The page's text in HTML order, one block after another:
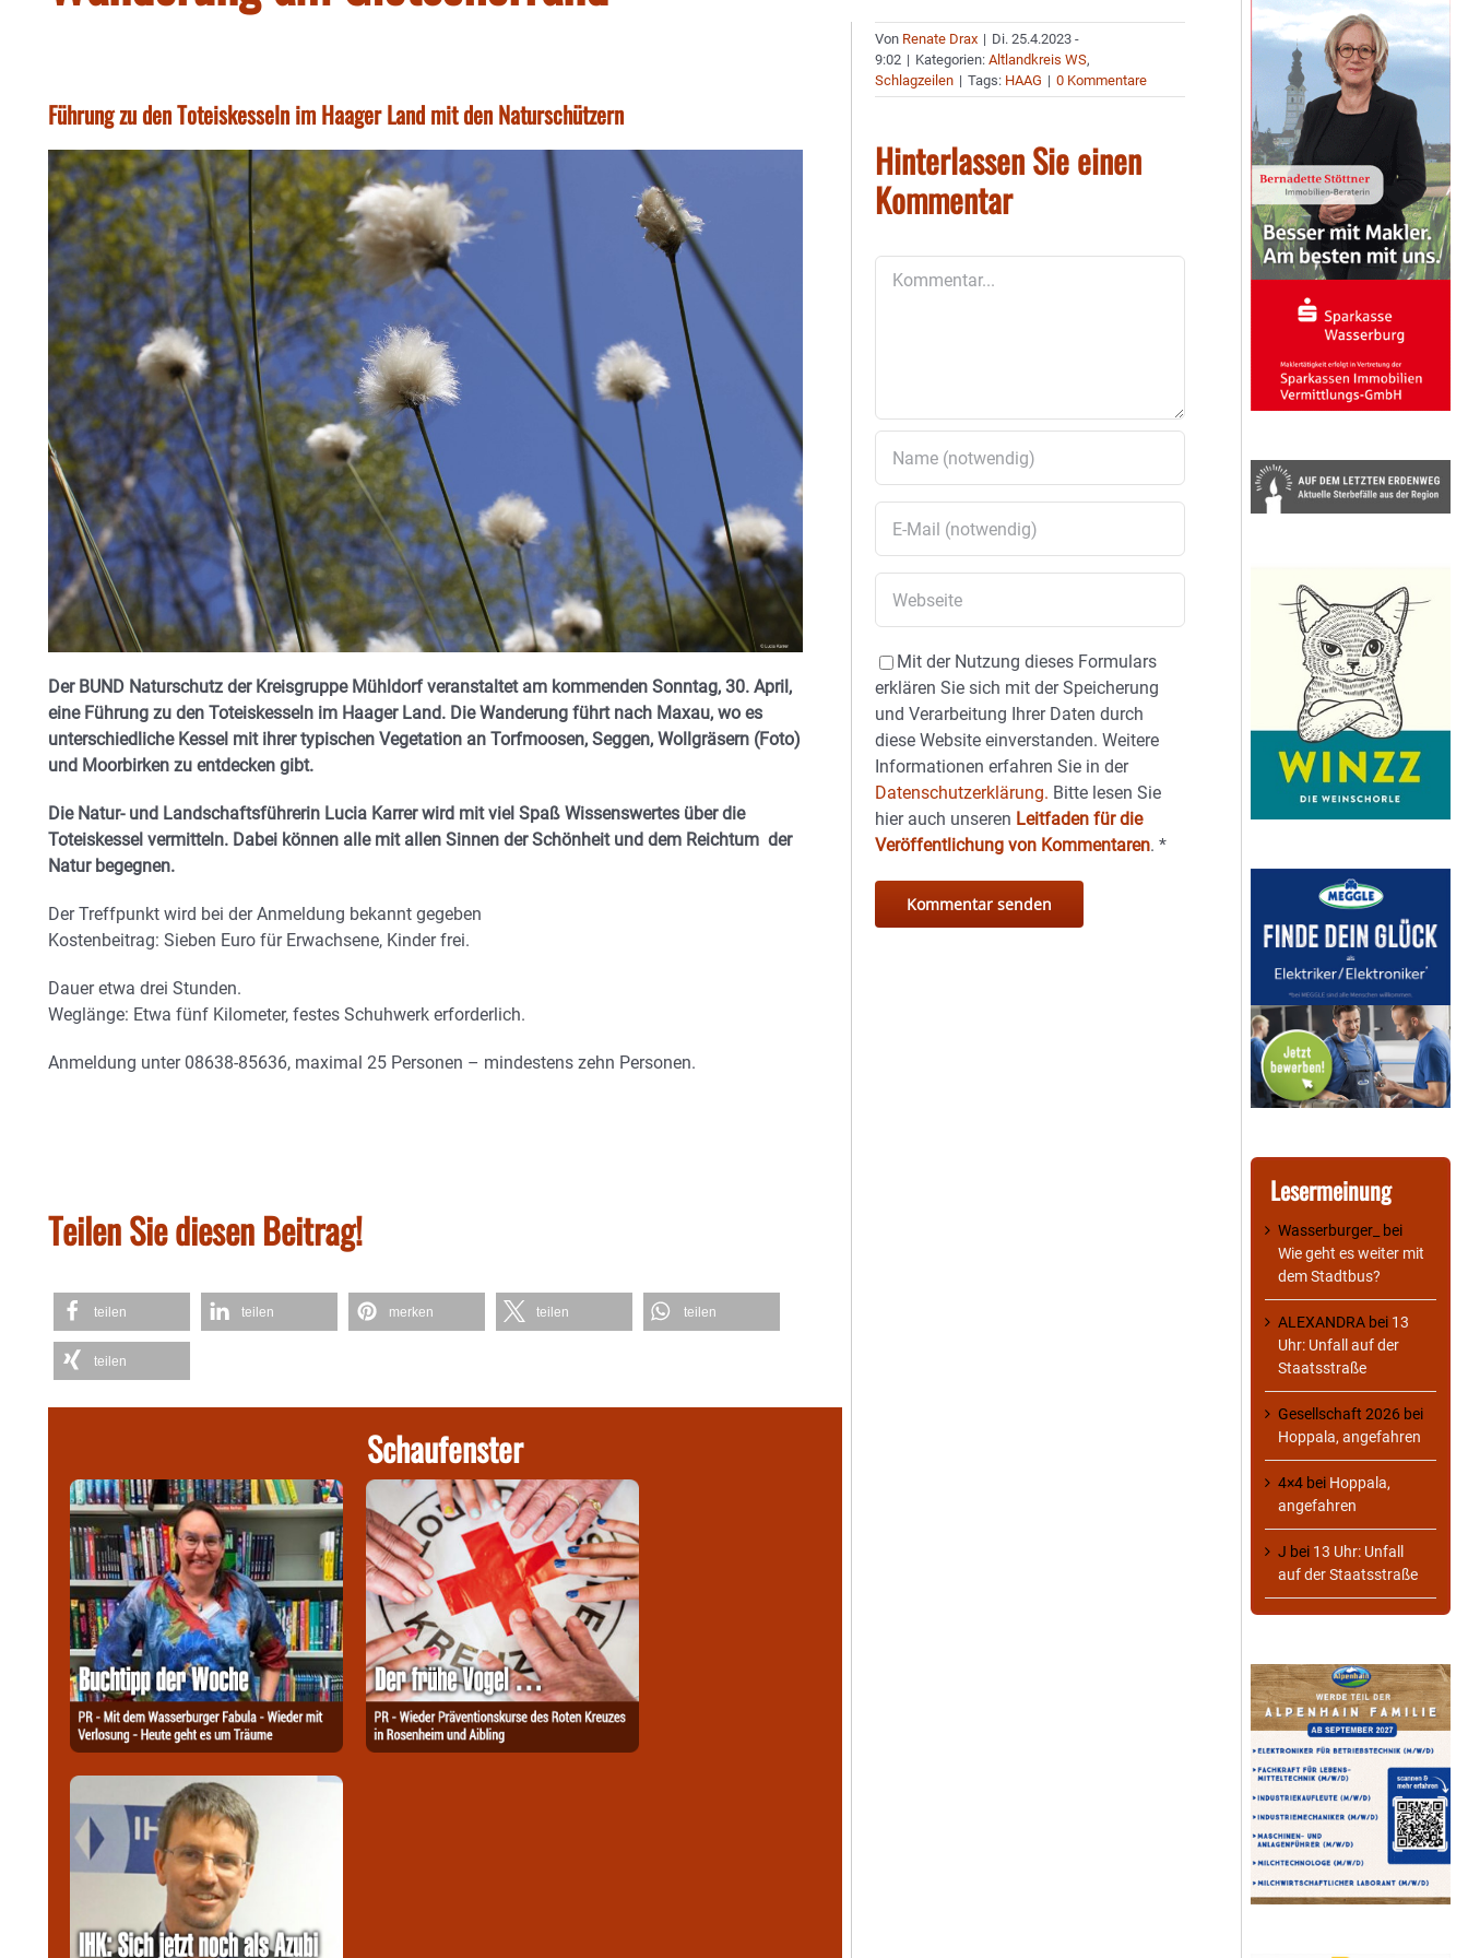
Führung zu den Toteiskesseln im Haager Land mit den Naturschützern
Der BUND Naturschutz der Kreisgruppe Mühldorf veranstaltet am kommenden Sonntag, 30. April,
eine Führung zu den Toteiskesseln im Haager Land. Die Wanderung führt nach Maxau, wo es
unterschiedliche Kessel mit ihrer typischen Vegetation an Torfmoosen, Seggen, Wollgräsern (Foto)
und Moorbirken zu entdecken gibt.
Die Natur- und Landschaftsführerin Lucia Karrer wird mit viel Spaß Wissenswertes über die
Toteiskessel vermitteln. Dabei können alle mit allen Sinnen der Schönheit und dem Reichtum der
Natur begegnen.
Der Treffpunkt wird bei der Anmeldung bekannt gegeben
Kostenbeitrag: Sieben Euro für Erwachsene, Kinder frei.
Dauer etwa drei Stunden.
Weglänge: Etwa fünf Kilometer, festes Schuhwerk erforderlich.
Anmeldung unter 08638-85636, maximal 25 Personen – mindestens zehn Personen.
Teilen Sie diesen Beitrag!
teilen teilen merken teilen teilen
teilen
Schaufenster
Von Renate Drax | Di. 25.4.2023 -
9:02 | Kategorien:Altlandkreis WS,
Schlagzeilen | Tags: HAAG | 0 Kommentare
Hinterlassen Sie einen
Kommentar
Mit der Nutzung dieses Formulars
erklären Sie sich mit der Speicherung
und Verarbeitung Ihrer Daten durch
diese Website einverstanden. Weitere
Informationen erfahren Sie in der
Datenschutzerklärung. Bitte lesen Sie
hier auch unseren Leitfaden für die
Veröffentlichung von Kommentaren.*
Lesermeinung
Wasserburger_
bei
Wie geht es weiter mit
dem Stadtbus?
ALEXANDRA bei 13
Uhr: Unfall auf der
Staatsstraße
Gesellschaft 2026 bei
Hoppala, angefahren
4×4 bei Hoppala,
angefahren
J bei 13 Uhr: Unfall
auf der Staatsstraße